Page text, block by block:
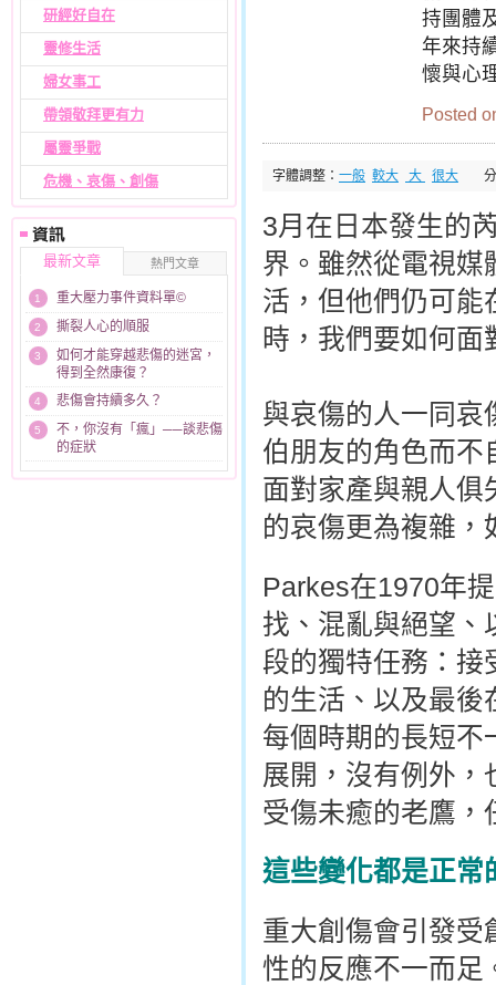
研經好自在
靈修生活
婦女事工
帶領敬拜更有力
屬靈爭戰
危機、哀傷、創傷
最新文章 熱門文章
1 重大壓力事件資料單©
2 撕裂人心的順服
3
如何才能穿越悲傷的迷宮，
得到全然康復？
4 悲傷會持續多久？
5
不，你沒有「瘋」──談悲傷
的症狀
持團體
年來持
懷與心
Posted
字體調整： 一般 較大 大 很大
3月在日本發生的
界。雖然從電視媒
活，但他們仍可能
時，我們要如何面
與哀傷的人一同哀
伯朋友的角色而不
面對家產與親人俱
的哀傷更為複雜，
Parkes在1970年
找、混亂與絕望、
段的獨特任務：接
的生活、以及最後
每個時期的長短不
展開，沒有例外，
受傷未癒的老鷹，
這些變化都是正常
重大創傷會引發受
性的反應不一而足